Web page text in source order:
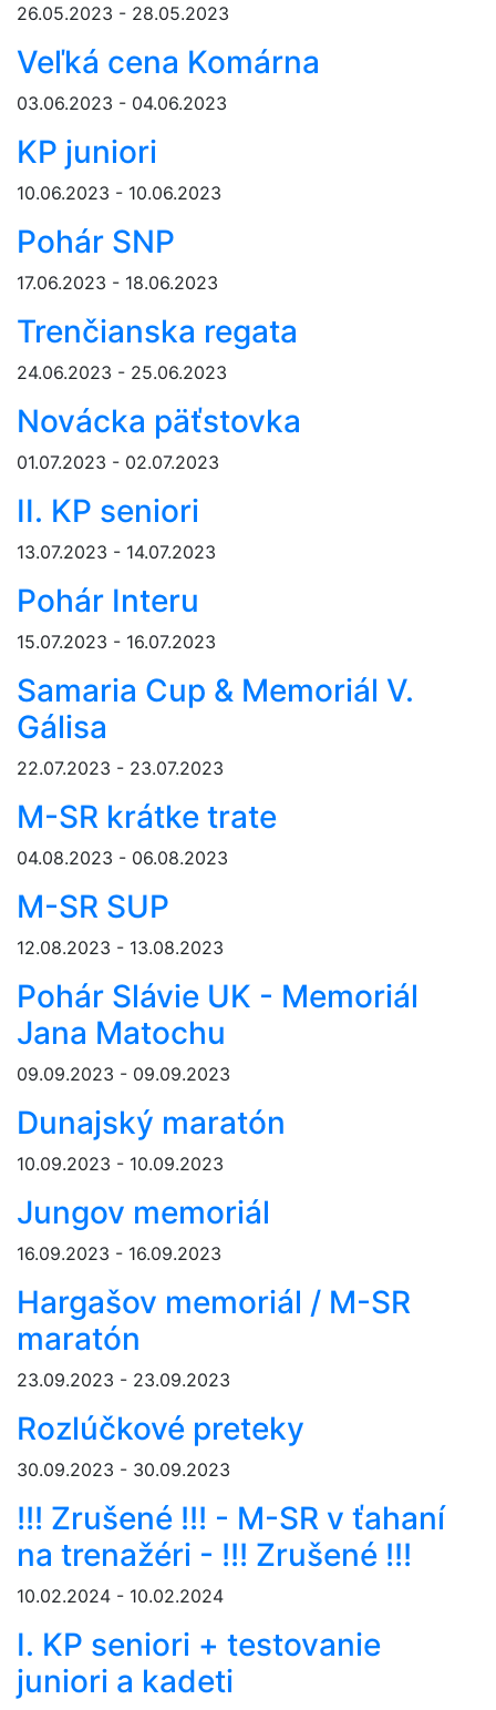
26.05.2023 - 28.05.2023
Veľká cena Komárna
03.06.2023 - 04.06.2023
KP juniori
10.06.2023 - 10.06.2023
Pohár SNP
17.06.2023 - 18.06.2023
Trenčianska regata
24.06.2023 - 25.06.2023
Novácka päťstovka
01.07.2023 - 02.07.2023
II. KP seniori
13.07.2023 - 14.07.2023
Pohár Interu
15.07.2023 - 16.07.2023
Samaria Cup & Memoriál V.
Gálisa
22.07.2023 - 23.07.2023
M-SR krátke trate
04.08.2023 - 06.08.2023
M-SR SUP
12.08.2023 - 13.08.2023
Pohár Slávie UK - Memoriál
Jana Matochu
09.09.2023 - 09.09.2023
Dunajský maratón
10.09.2023 - 10.09.2023
Jungov memoriál
16.09.2023 - 16.09.2023
Hargašov memoriál / M-SR
maratón
23.09.2023 - 23.09.2023
Rozlúčkové preteky
30.09.2023 - 30.09.2023
!!! Zrušené !!! - M-SR v ťahaní
na trenažéri - !!! Zrušené !!!
10.02.2024 - 10.02.2024
I. KP seniori + testovanie
juniori a kadeti